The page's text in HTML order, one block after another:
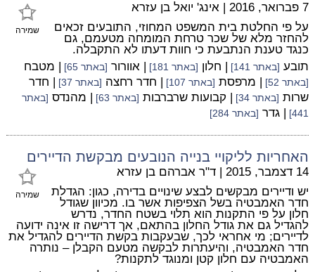
שמירה
7 פברואר, 2016 | אינג' יואל בן עזרא
על פי החלטת בית המשפט המחוזי, התובעים זכאים
להחזר מלא של שכר טרחת המומחה מטעמם, גם
כנגד טענת הנתבעת כי חוות דעתו לא התקבלה.
תובע [באתר 141] | חלון [באתר 181] | אוורור [באתר 65] | מטבח
[באתר 52] | מרפסת [באתר 107] | חדר רחצה [באתר 37]
| חדר
שרות [באתר 34] | קבועות שרברבות [באתר 63] | מהנדס [באתר
441]
| גדר [באתר 284]
האחריות לליקויי בנייה הנובעים מבקשת הדיירים
שמירה
14 דצמבר, 2015 | ד"ר אברהם בן עזרא
יש ודיירים מבקשים לבצע שינויים בדירה, כגון: הגדלת
חדר האמבטיה בשל הצפיפות אשר בו. מכיוון שגודל
חלון על פי התקנות הוא תלוי בשטח החדר, נדרש
להגדיל גם את גודל החלון בהתאם, אך דרישה זו אינה ידועה
לדיירים; מי אחראי לכך, שבעקבות בקשת הדיירים להגדיל את
חדר האמבטיה, והיעתרות לבקשה מטעם הקבלן – נותרה
האמבטיה עם חלון קטן ומנוגד לתקנות?